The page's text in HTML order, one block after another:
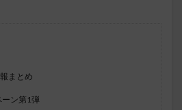
まとめ
ン第1弾